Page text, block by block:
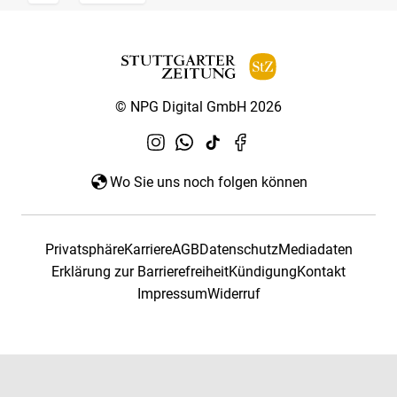
© NPG Digital GmbH 2026
Wo Sie uns noch folgen können
PrivatsphäreKarriereAGBDatenschutzMediadaten
Erklärung zur BarrierefreiheitKündigungKontakt
ImpressumWiderruf